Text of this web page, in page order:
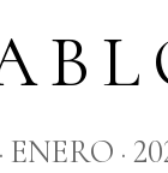
ENERO ·